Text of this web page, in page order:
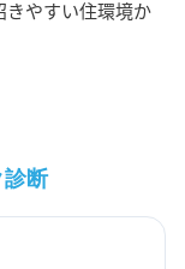
きやすい住環境か
断